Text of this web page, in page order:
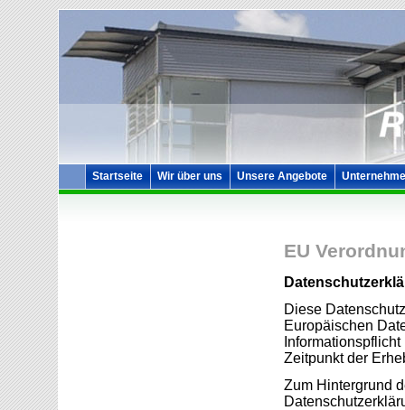
Startseite Wir über uns Unsere Angebote
EU
Diese
Europäischen
Zeitpunkt der
Zum Hintergrund